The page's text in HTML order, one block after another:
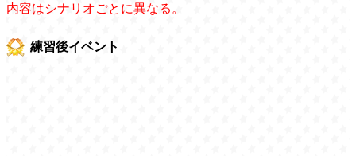
内容はシナリオごとに異なる。
練習後イベント